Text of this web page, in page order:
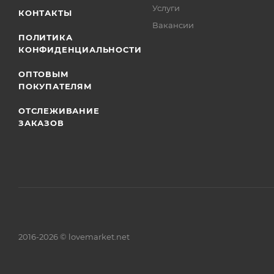
КОНТАКТЫ
ПОЛИТИКА
КОНФИДЕНЦИАЛЬНОСТИ
ОПТОВЫМ
ПОКУПАТЕЛЯМ
ОТСЛЕЖИВАНИЕ
ЗАКАЗОВ
Услуги
Вакансии
2016-2026 © lovemarket.net